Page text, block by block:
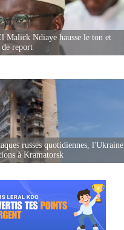
Malick Ndiaye hausse le ton et
report
russes quotidiennes, l'Ukraine
à Kramatorsk